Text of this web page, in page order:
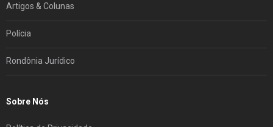
Artigos & Colunas
Polícia
Rondônia Jurídico
Sobre Nós